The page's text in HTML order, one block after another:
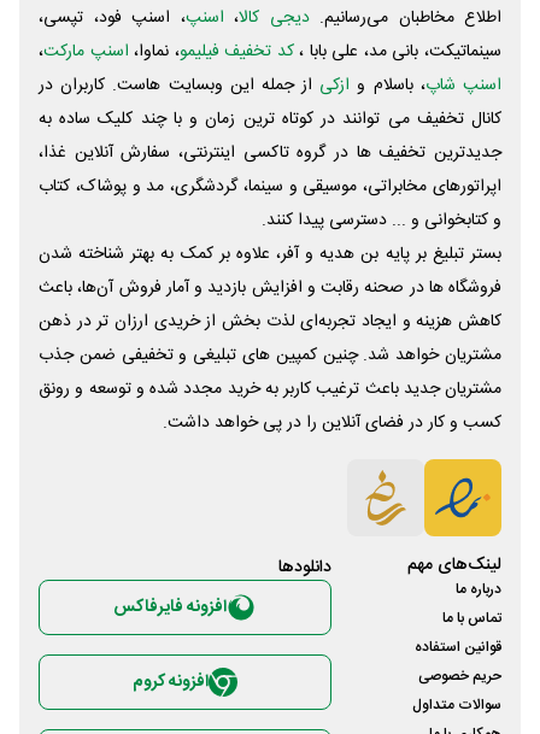
اطلاع مخاطبان می‌رسانیم. دیجی کالا، اسنپ، اسنپ فود، تپسی،
سینماتیکت، بانی مد، علی‌ بابا ،کد تخفیف فیلیمو، نماوا، اسنپ مارکت،
اسنپ شاپ، باسلام و ازکی از جمله این وبسایت ‌هاست. کاربران در
کانال تخفیف می توانند در کوتاه ترین زمان و با چند کلیک ساده به
جدیدترین تخفیف ها در گروه تاکسی اینترنتی، سفارش آنلاین غذا،
اپراتورهای مخابراتی، موسیقی و سینما، گردشگری، مد و پوشاک، کتاب
و کتابخوانی و ... دسترسی پیدا کنند.
بستر تبلیغ بر پایه بن هدیه و آفر، علاوه بر کمک به بهتر شناخته شدن
فروشگاه ها در صحنه رقابت و افزایش بازدید و آمار فروش آن‌ها، باعث
کاهش هزینه و ایجاد تجربه‌ای لذت بخش از خریدی ارزان تر در ذهن
مشتریان خواهد شد. چنین کمپین های تبلیغی و تخفیفی ضمن جذب
مشتریان جدید باعث ترغیب کاربر به خرید مجدد شده و توسعه و رونق
کسب و کار در فضای آنلاین را در پی خواهد داشت.
لینک‌های مهم
درباره ما
تماس با ما
قوانین استفاده
حریم خصوصی
سوالات متداول
دانلود‌ها
افزونه فایرفاکس
افزونه کروم